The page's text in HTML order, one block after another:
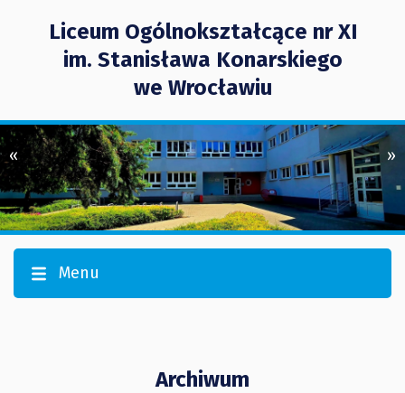
Liceum Ogólnokształcące nr XI
im. Stanisława Konarskiego
we Wrocławiu
« »
Menu
Archiwum